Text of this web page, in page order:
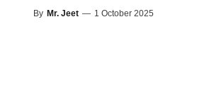
By Mr. Jeet — 1 October 2025